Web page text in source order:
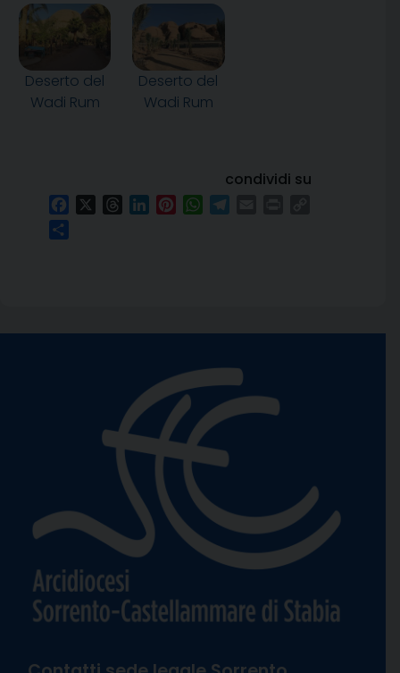
Deserto del
Wadi Rum
Deserto del
Wadi Rum
condividi su
FacebookThreadsLinkedInPinterestWhatsApp